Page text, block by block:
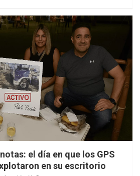
el día en que los GPS
en su escritorio